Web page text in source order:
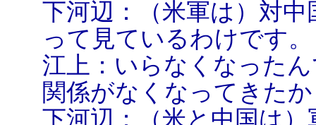
下河辺：（米軍は）対
って見ているわけです。
江上：いらなくなった
関係がなくなってきた
下河辺：（米と中国は